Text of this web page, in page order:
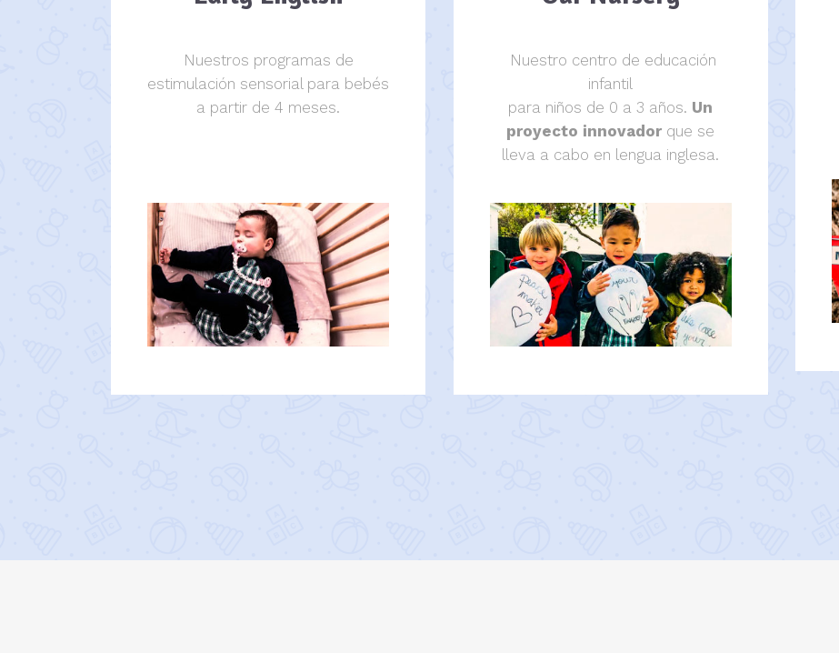
Nuestros programas de
estimulación sensorial para bebés
a partir de 4 meses.
Nuestro centro de educación
infantil
para niños de 0 a 3 años. Un
proyecto innovador que se
lleva a cabo en lengua inglesa.